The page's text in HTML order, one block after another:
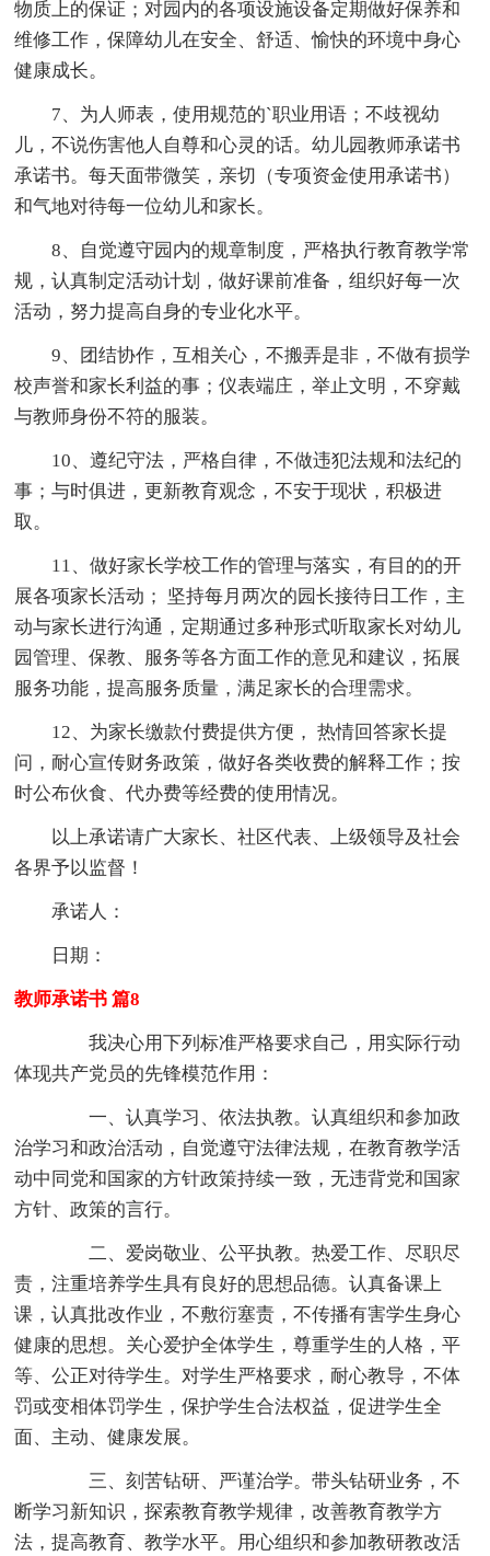
物质上的保证；对园内的各项设施设备定期做好保养和
维修工作，保障幼儿在安全、舒适、愉快的环境中身心
健康成长。
7、为人师表，使用规范的`职业用语；不歧视幼
儿，不说伤害他人自尊和心灵的话。幼儿园教师承诺书
承诺书。每天面带微笑，亲切（专项资金使用承诺书）
和气地对待每一位幼儿和家长。
8、自觉遵守园内的规章制度，严格执行教育教学常
规，认真制定活动计划，做好课前准备，组织好每一次
活动，努力提高自身的专业化水平。
9、团结协作，互相关心，不搬弄是非，不做有损学
校声誉和家长利益的事；仪表端庄，举止文明，不穿戴
与教师身份不符的服装。
10、遵纪守法，严格自律，不做违犯法规和法纪的
事；与时俱进，更新教育观念，不安于现状，积极进
取。
11、做好家长学校工作的管理与落实，有目的的开
展各项家长活动； 坚持每月两次的园长接待日工作，主
动与家长进行沟通，定期通过多种形式听取家长对幼儿
园管理、保教、服务等各方面工作的意见和建议，拓展
服务功能，提高服务质量，满足家长的合理需求。
12、为家长缴款付费提供方便， 热情回答家长提
问，耐心宣传财务政策，做好各类收费的解释工作；按
时公布伙食、代办费等经费的使用情况。
以上承诺请广大家长、社区代表、上级领导及社会
各界予以监督！
承诺人：
日期：
教师承诺书 篇8
我决心用下列标准严格要求自己，用实际行动
体现共产党员的先锋模范作用：
一、认真学习、依法执教。认真组织和参加政
治学习和政治活动，自觉遵守法律法规，在教育教学活
动中同党和国家的方针政策持续一致，无违背党和国家
方针、政策的言行。
二、爱岗敬业、公平执教。热爱工作、尽职尽
责，注重培养学生具有良好的思想品德。认真备课上
课，认真批改作业，不敷衍塞责，不传播有害学生身心
健康的思想。关心爱护全体学生，尊重学生的人格，平
等、公正对待学生。对学生严格要求，耐心教导，不体
罚或变相体罚学生，保护学生合法权益，促进学生全
面、主动、健康发展。
三、刻苦钻研、严谨治学。带头钻研业务，不
断学习新知识，探索教育教学规律，改善教育教学方
法，提高教育、教学水平。用心组织和参加教研教改活